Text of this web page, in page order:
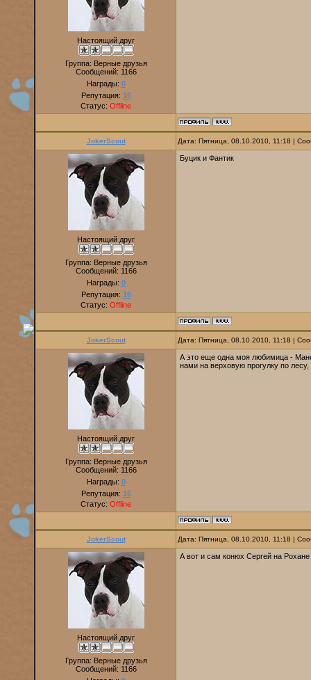
Настоящий друг
Группа: Верные друзья
Сообщений: 1166
Награды: 0
Репутация: 16
Статус: Offline
JokerScout Дата: Пятница, 08.10.2010, 11:18 |
Настоящий друг
Группа: Верные друзья
Сообщений: 1166
Награды: 0
Репутация: 16
Статус: Offline
Буцик и Фантик
JokerScout Дата: Пятница, 08.10.2010, 11:18 |
Настоящий друг
Группа: Верные друзья
Сообщений: 1166
Награды: 0
Репутация: 16
Статус: Offline
А это еще одна моя любимица -
нами на верховую прогулку по
JokerScout Дата: Пятница, 08.10.2010, 11:18 |
Настоящий друг
Группа: Верные друзья
Сообщений: 1166
А вот и сам конюх Сергей на Рохане